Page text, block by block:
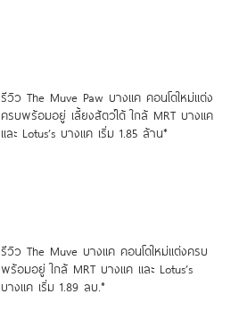
รีวิว The Muve Paw บางแค คอนโดใหม่แต่ง
ครบพร้อมอยู่ เลี้ยงสัตว์ได้ ใกล้ MRT บางแค
และ Lotus’s บางแค เริ่ม 1.85 ล้าน*
รีวิว The Muve บางแค คอนโดใหม่แต่งครบ
พร้อมอยู่ ใกล้ MRT บางแค และ Lotus’s
บางแค เริ่ม 1.89 ลบ.*